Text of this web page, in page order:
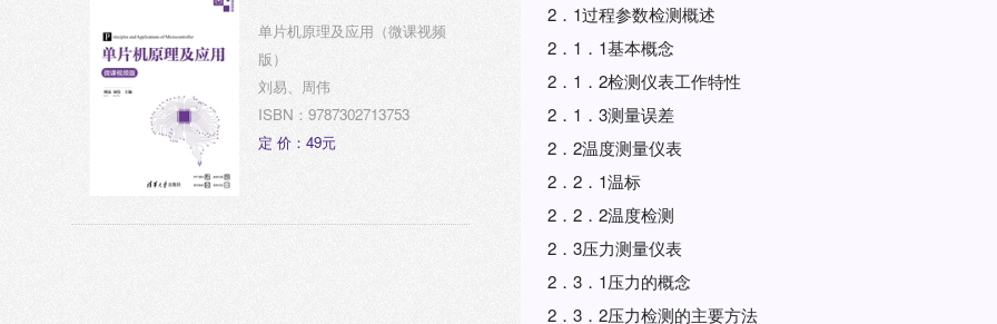
2．1过程参数检测概述
2．1．1基本概念
2．1．2检测仪表工作特性
2．1．3测量误差
2．2温度测量仪表
2．2．1温标
2．2．2温度检测
2．3压力测量仪表
2．3．1压力的概念
2．3．2压力检测的主要方法
单片机原理及应用（微课视频
版）
刘易、周伟
ISBN：9787302713753
定 价：49元